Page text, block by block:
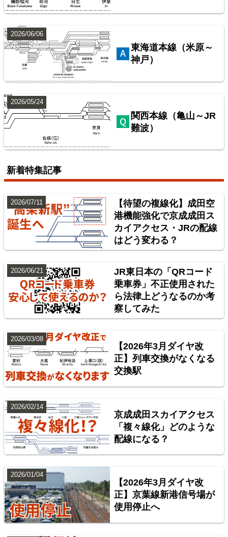
楽天市場 書泉 BOOTH
配線略図で辿る首都圏の保線基地
楽天市場
東北地方臨海鉄道配線略図 福島・仙台・秋田・八戸
臨海鉄道
楽天市場 書泉 BOOTH
東海道本線（米原～
神戸）
2026/06/06
関西本線（亀山～JR
難波）
2026/05/24
新着特集記事
【待望の複線化】成田空
港機能強化で京成成田ス
カイアクセス・JRの配線
はどう変わる？
2026/07/11
JR東日本の「QRコード
乗車券」不正使用された
ら法律上どうなるのか考
察してみた
2026/06/21
【2026年3月ダイヤ改
正】列車交換がなくなる
交換駅
2026/03/08
京成成田スカイアクセス
「複々線化」どのような
配線になる？
2026/02/14
【2026年3月ダイヤ改
正】京葉線新港信号場が
使用停止へ
2026/01/04